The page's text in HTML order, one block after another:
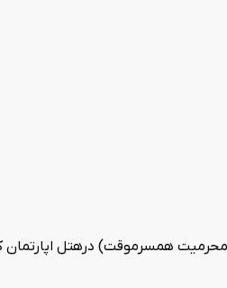
همسرموقت) درهتل اپارتمان